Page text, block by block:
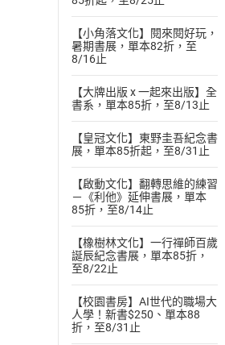
【小角落文化】閱來閱好玩，
暑期書展，單本82折，至
8/16止
【大牌出版 x 一起來出版】全
書系，單本85折，至8/13止
【皇冠文化】東野圭吾紀念書
展，單本85折起，至8/31止
【啟動文化】翻轉思維的練習
－《利他》延伸書展，單本
85折，至8/14止
【橡樹林文化】一行禪師百歲
誕辰紀念書展，單本85折，
至8/22止
【校園書房】AI世代的職場大
人學！新書$250、單本88
折，至8/31止